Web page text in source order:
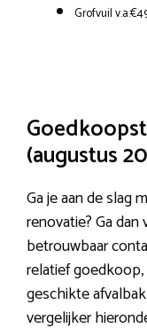
Grofvuil
(augustus
Ga je aan de slag
renovatie? Ga
betrouwbaar
relatief
geschikte
vergelijker